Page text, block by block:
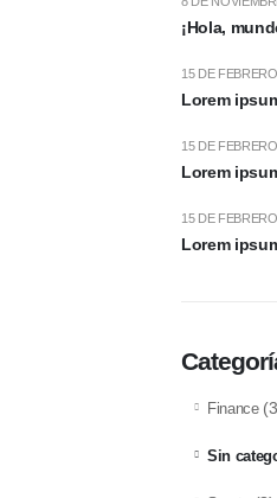
¡Hola,
Lorem
15 DE
Lorem
15 DE
Lorem
15 DE
Finance
Sin